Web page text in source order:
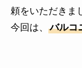
頼をいただきま
今回は、
バルコ